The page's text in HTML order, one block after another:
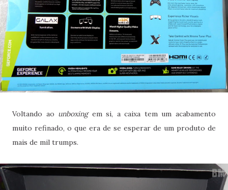
Voltando ao unboxingem si, a caixa tem um acabamento
muito refinado, o que era de se esperar de um produto de
mais de mil trumps.